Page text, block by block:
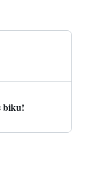
biku!